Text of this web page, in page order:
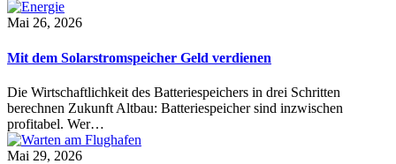
Mai 26, 2026
Mit dem Solarstromspeicher Geld verdienen
Die Wirtschaftlichkeit des Batteriespeichers in drei Schritten
berechnen Zukunft Altbau: Batteriespeicher sind inzwischen
profitabel. Wer…
Mai 29, 2026